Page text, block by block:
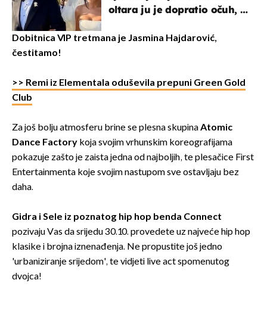
oltara ju je dopratio očuh, a
Dobitnica VIP tretmana je Jasmina Hajdarović,
čestitamo!
>> Remi iz Elementala oduševila prepuni Green Gold
Club
Za još bolju atmosferu brine se plesna skupinaAtomic
Dance Factory koja svojim vrhunskim koreografijama
pokazuje zašto je zaista jedna od najboljih, te plesačice First
Entertainmenta koje svojim nastupom sve ostavljaju bez
daha.
Gidra i Sele iz poznatog hip hop benda Connect
pozivaju Vas da srijedu 30.10. provedete uz najveće hip hop
klasike i brojna iznenađenja. Ne propustite još jedno
'urbaniziranje srijedom', te vidjeti live act spomenutog
dvojca!